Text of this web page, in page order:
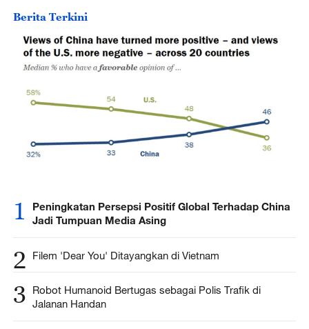
Berita Terkini
1
Peningkatan Persepsi Positif Global Terhadap China
Jadi Tumpuan Media Asing
2 Filem 'Dear You' Ditayangkan di Vietnam
3
Robot Humanoid Bertugas sebagai Polis Trafik di
Jalanan Handan